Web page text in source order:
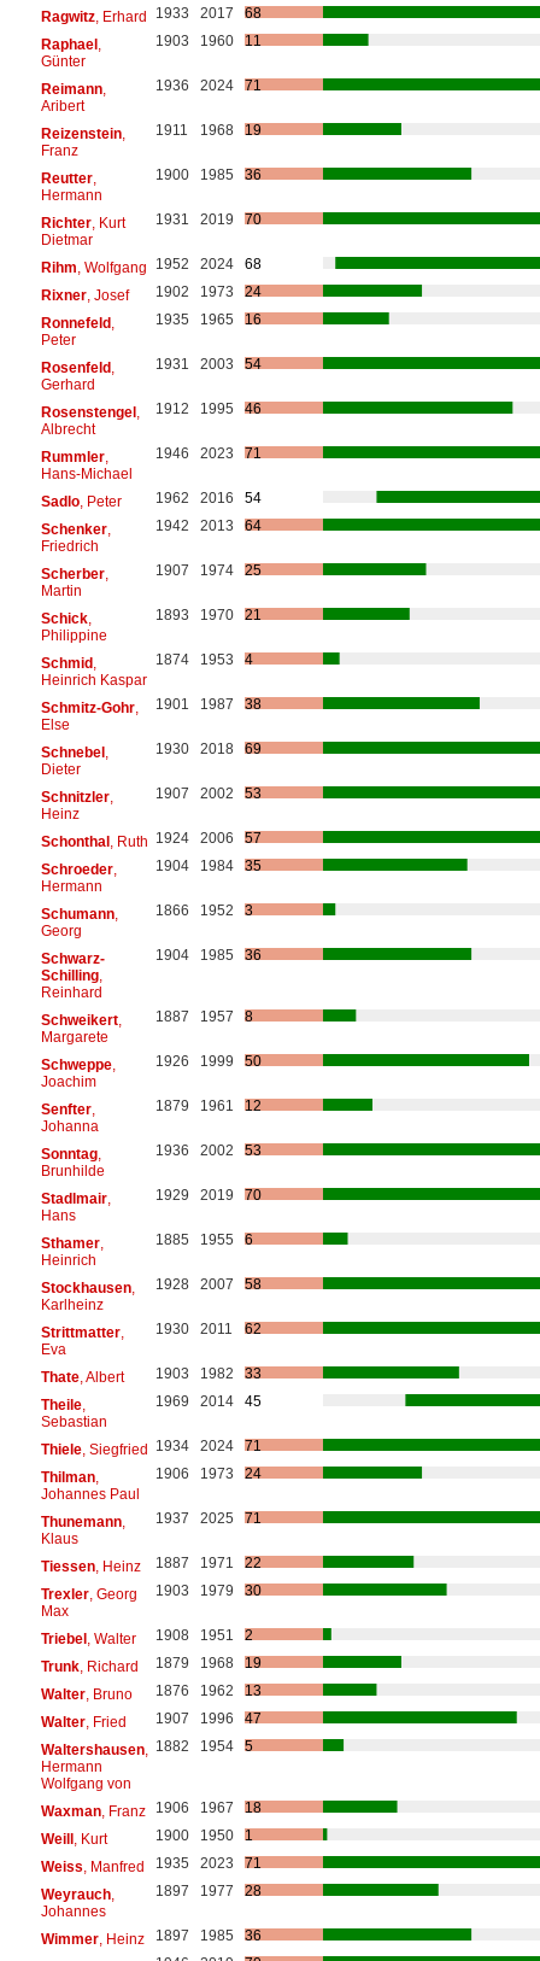
Ragwitz, Erhard 1933 2017
68
Raphael,
Günter
1903 1960 11
Reimann,
Aribert
1936 2024 71
Reizenstein,
Franz
1911 1968 19
Reutter,
Hermann
1900 1985 36
Richter, Kurt
Dietmar
1931 2019 70
Rihm , Wolfgang 1952 2024
68
Rixner, Josef 1902 1973
24
Ronnefeld,
Peter
1935 1965 16
Rosenfeld,
Gerhard
1931 2003 54
Rosenstengel,
Albrecht
1912 1995 46
Rummler,
Hans-Michael
1946 2023 71
Sadlo, Peter 1962 2016
54
Schenker,
Friedrich
1942 2013 64
Scherber,
Martin
1907 1974 25
Schick,
Philippine
1893 1970 21
Schmid,
Heinrich Kaspar
1874 1953 4
Schmitz-Gohr,
Else
1901 1987 38
Schnebel,
Dieter
1930 2018 69
Schnitzler,
Heinz
1907 2002 53
Schonthal, Ruth 1924 2006
57
Schroeder,
Hermann
1904 1984 35
Schumann,
Georg
1866 1952 3
Schwarz-
Schilling,
Reinhard
1904 1985 36
Schweikert,
Margarete
1887 1957 8
Schweppe,
Joachim
1926 1999 50
Senfter,
Johanna
1879 1961 12
Sonntag,
Brunhilde
1936 2002 53
Stadlmair,
Hans
1929 2019 70
Sthamer,
Heinrich
1885 1955 6
Stockhausen,
Karlheinz
1928 2007 58
Strittmatter,
Eva
1930 2011 62
Thate, Albert 1903 1982
33
Theile,
Sebastian
1969 2014 45
Thiele, Siegfried 1934 2024
71
Thilman,
Johannes Paul
1906 1973 24
Thunemann,
Klaus
1937 2025 71
Tiessen, Heinz 1887 1971
22
Trexler, Georg
Max
1903 1979 30
Triebel, Walter 1908 1951
2
Trunk, Richard 1879 1968
19
Walter, Bruno 1876 1962
13
Walter, Fried 1907 1996
47
Waltershausen,
Hermann
Wolfgang von
1882 1954 5
Waxman, Franz 1906 1967
18
Weill, Kurt 1900 1950
1
Weiss , Manfred 1935 2023
71
Weyrauch,
Johannes
1897 1977 28
Wimmer, Heinz 1897 1985
36